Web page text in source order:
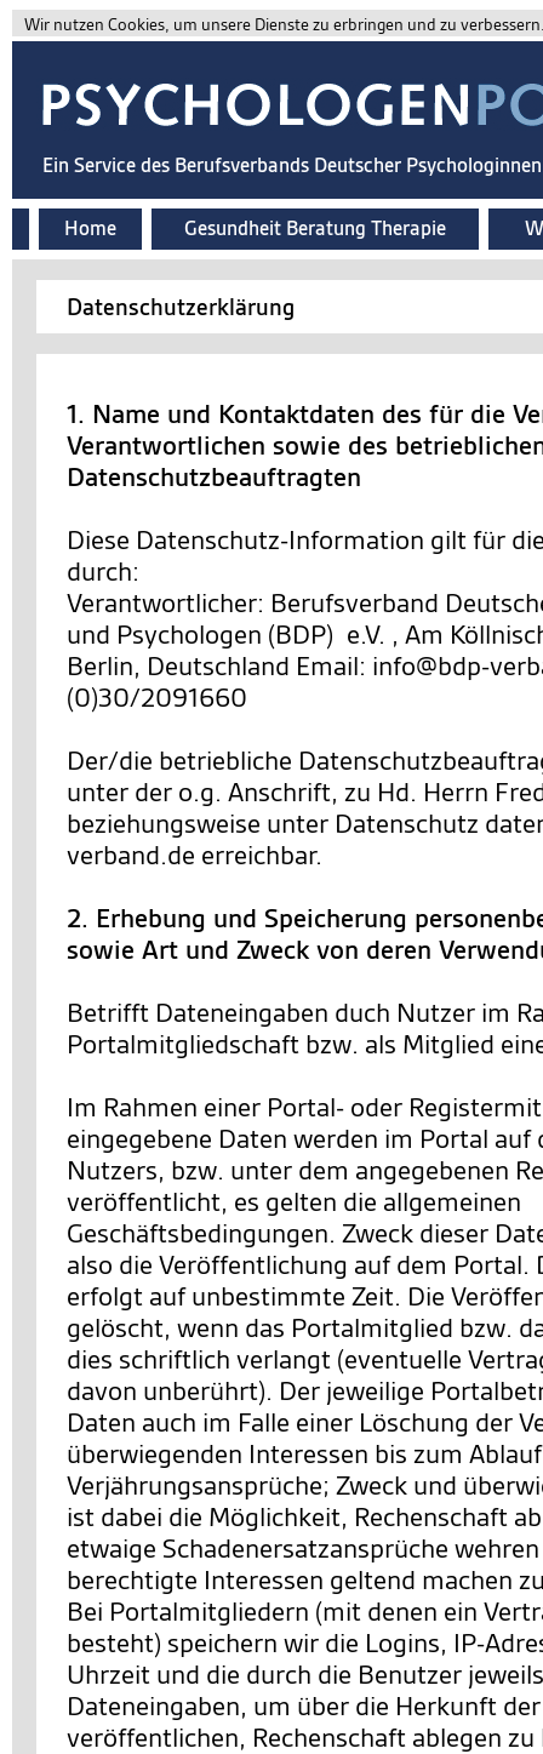
Wir nutzen Cookies, um unsere Dienste zu erbringen und zu
Ein Service des Berufsverbands Deutscher
Home Gesundheit Beratung Therapie
Datenschutzerklärung
1. Name und Kontaktdaten des für die
Verantwortlichen sowie des
Datenschutzbeauftragten
Diese Datenschutz-Information gilt für
durch:
Verantwortlicher: Berufsverband
und Psychologen (BDP) e.V. , Am
Berlin, Deutschland Email: info@bdp-
(0)30/2091660
Der/die betriebliche
unter der o.g. Anschrift, zu Hd. Herrn
beziehungsweise unter Datenschutz
verband.de erreichbar.
2. Erhebung und Speicherung
sowie Art und Zweck von deren
Betrifft Dateneingaben duch Nutzer im
Portalmitgliedschaft bzw. als Mitglied
Im Rahmen einer Portal- oder
eingegebene Daten werden im Portal auf
Nutzers, bzw. unter dem angegebenen
veröffentlicht, es gelten die allgemeinen
Geschäftsbedingungen. Zweck dieser
also die Veröffentlichung auf dem Portal.
erfolgt auf unbestimmte Zeit. Die
gelöscht, wenn das Portalmitglied bzw.
dies schriftlich verlangt (eventuelle
davon unberührt). Der jeweilige
Daten auch im Falle einer Löschung der
überwiegenden Interessen bis zum
Verjährungsansprüche; Zweck und
ist dabei die Möglichkeit, Rechenschaft
etwaige Schadenersatzansprüche
berechtigte Interessen geltend machen
Bei Portalmitgliedern (mit denen ein
besteht) speichern wir die Logins, IP-
Uhrzeit und die durch die Benutzer
Dateneingaben, um über die Herkunft
veröffentlichen, Rechenschaft ablegen zu